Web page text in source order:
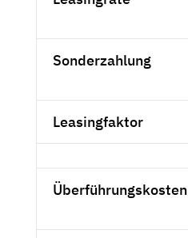
Sonderzahlung
Leasingfaktor
Überführungskosten